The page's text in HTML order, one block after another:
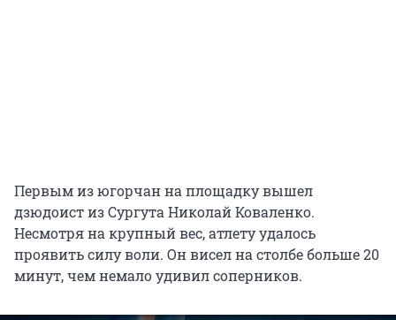
Первым из югорчан на площадку вышел
дзюдоист из Сургута Николай Коваленко.
Несмотря на крупный вес, атлету удалось
проявить силу воли. Он висел на столбе больше 20
минут, чем немало удивил соперников.